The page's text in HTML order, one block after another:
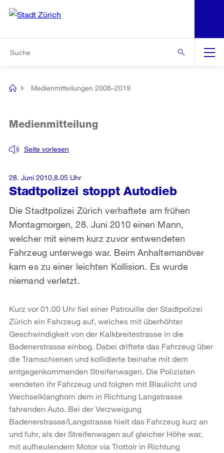
Navigation
[no
Medienmitteilungen 2008–2019
Stadtpolizei stoppt Autodieb
Seite vorlesen
Medienmitteilung
Die Stadtpolizei Zürich verhaftete am frühen
Montagmorgen, 28. Juni 2010 einen Mann,
welcher mit einem kurz zuvor entwendeten
Fahrzeug unterwegs war. Beim Anhaltemanöver
kam es zu einer leichten Kollision. Es wurde
niemand verletzt.
28. Juni 2010,8.05 Uhr
Kurz vor 01.00 Uhr fiel einer Patrouille der Stadtpolizei
Zürich ein Fahrzeug auf, welches mit überhöhter
Geschwindigkeit von der Kalkbreitestrasse in die
Badenerstrasse einbog. Dabei driftete das Fahrzeug über
die Tramschienen und kollidierte beinahe mit dem
entgegenkommenden Streifenwagen. Die Polizisten
wendeten ihr Fahrzeug und folgten mit Blaulicht und
Wechselklanghorn dem in Richtung Langstrasse
fahrenden Auto. Bei der Verzweigung
Badenerstrasse/Langstrasse hielt das Fahrzeug kurz an
und fuhr, als der Streifenwagen auf gleicher Höhe war,
mit aufheulendem Motor via Trottoir in Richtung